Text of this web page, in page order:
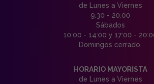
de Lunes a Viernes
9:30 - 20:00
Sábados
10:00 - 14:00 y 17:00 -
Domingos cerrado.
HORARIO MAYORISTA
de Lunes a Viernes